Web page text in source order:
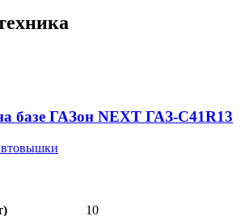
базе ГАЗон NEXT ГАЗ-C41R13
10